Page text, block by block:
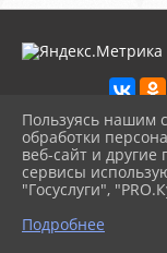
2026 г.
Вход
Карта сайта
Политика
Пользуясь нашим
обработки
веб-сайт и
сервисы
"Госуслуги",
Подробнее